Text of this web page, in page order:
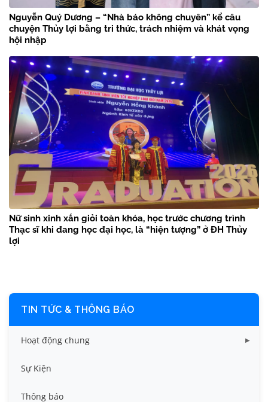
Nguyễn Quý Dương – “Nhà báo không chuyên” kể câu
chuyện Thủy lợi bằng tri thức, trách nhiệm và khát vọng
hội nhập
Nữ sinh xinh xắn giỏi toàn khóa, học trước chương trình
Thạc sĩ khi đang học đại học, là “hiện tượng” ở ĐH Thủy
lợi
TIN TỨC & THÔNG BÁO
Hoạt động chung
Tin công tác sinh viên
Tin đào tạo
Sự Kiện
Thông báo